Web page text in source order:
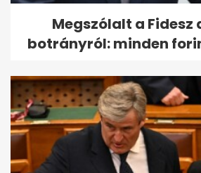
Megszólalt a Fidesz
botrányról: minden